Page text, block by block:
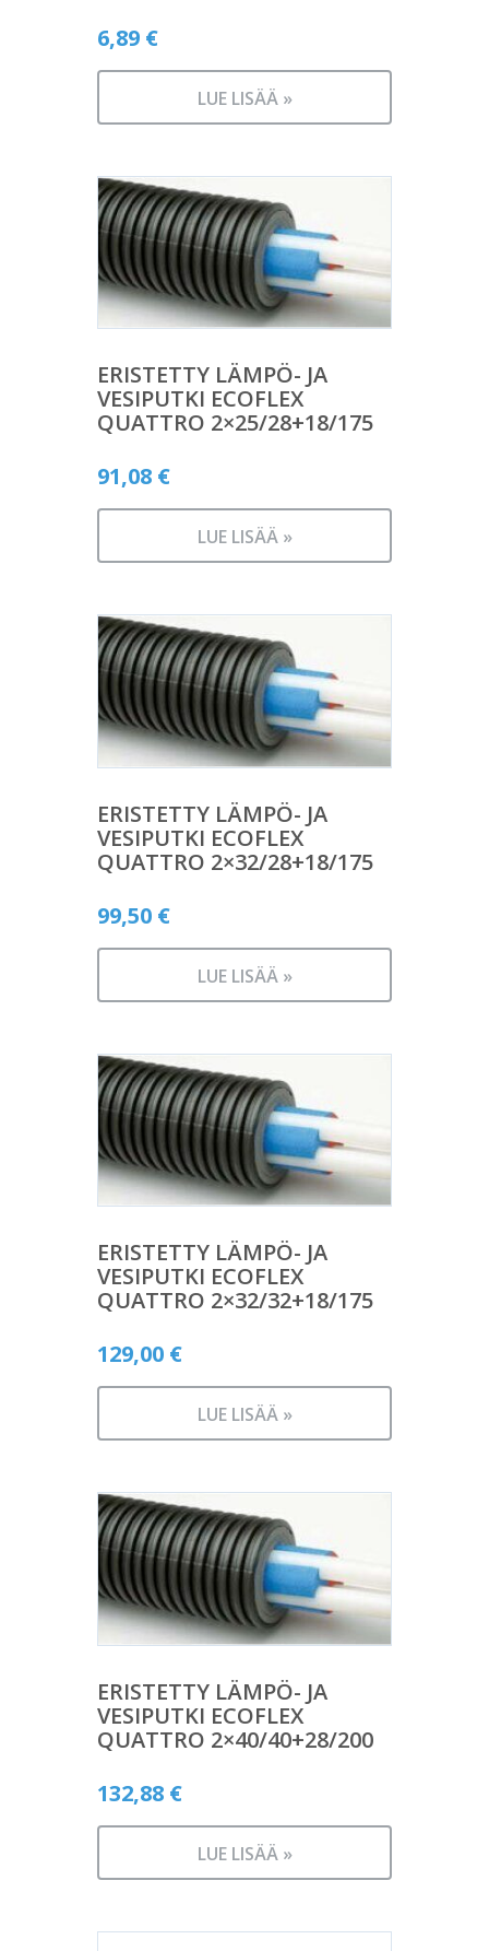
6,89 €
LUE LISÄÄ »
ERISTETTY LÄMPÖ- JA
VESIPUTKI ECOFLEX
QUATTRO 2×25/28+18/175
91,08 €
LUE LISÄÄ »
ERISTETTY LÄMPÖ- JA
VESIPUTKI ECOFLEX
QUATTRO 2×32/28+18/175
99,50 €
LUE LISÄÄ »
ERISTETTY LÄMPÖ- JA
VESIPUTKI ECOFLEX
QUATTRO 2×32/32+18/175
129,00 €
LUE LISÄÄ »
ERISTETTY LÄMPÖ- JA
VESIPUTKI ECOFLEX
QUATTRO 2×40/40+28/200
132,88 €
LUE LISÄÄ »